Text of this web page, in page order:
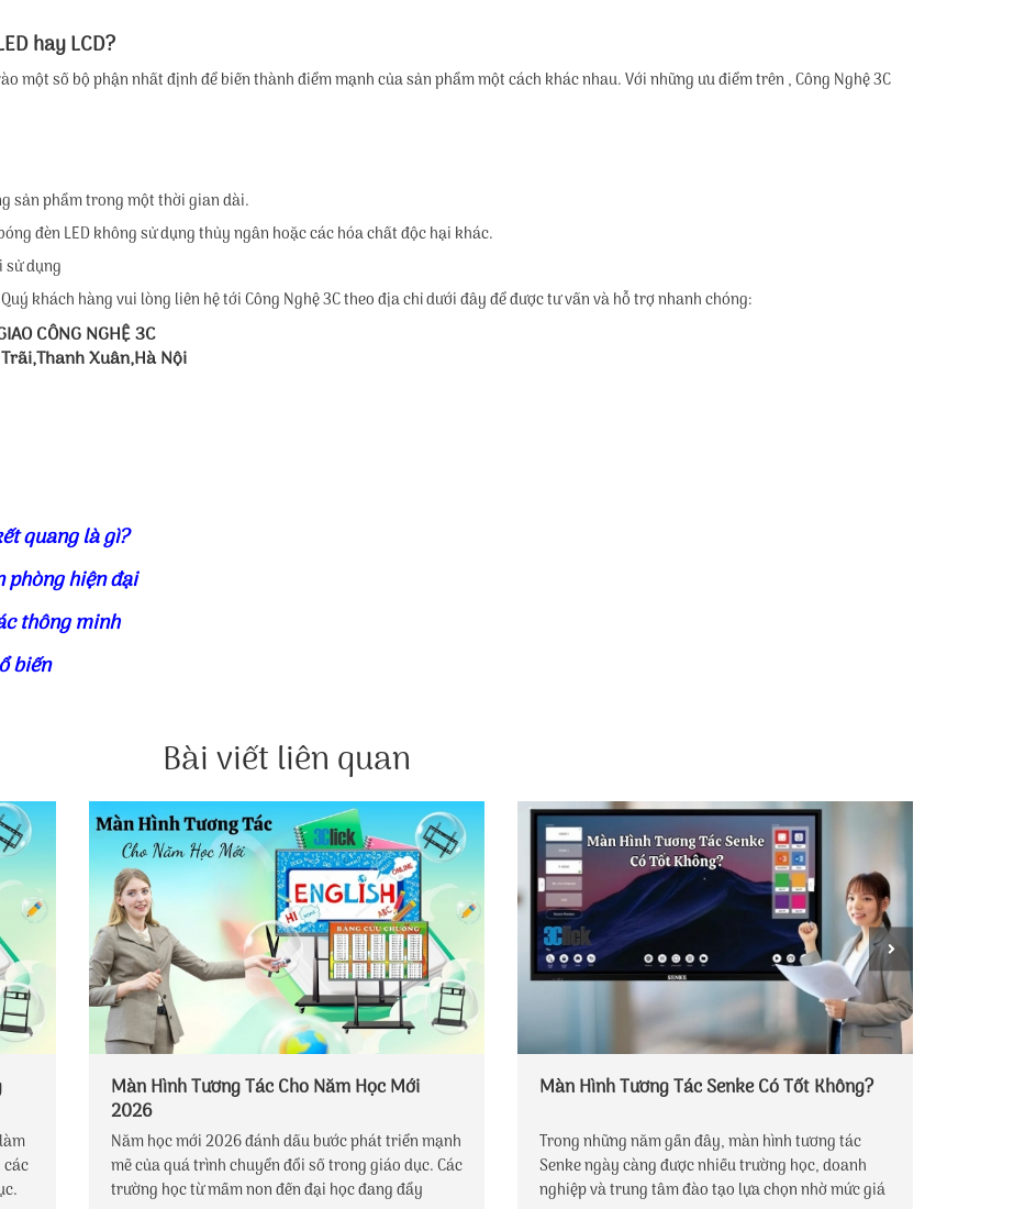
hay LCD?
một số bộ phận nhất định để biến thành điểm mạnh của sản phẩm một cách khác nhau. Với những ưu điểm trên , Công Nghệ 3C
sản phẩm trong một thời gian dài.
đèn LED không sử dụng thủy ngân hoặc các hóa chất độc hại khác.
sử dụng
khách hàng vui lòng liên hệ tới Công Nghệ 3C theo địa chỉ dưới đây để được tư vấn và hỗ trợ nhanh chóng:
CÔNG NGHỆ 3C
Xuân,Hà Nội
quang là gì?
phòng hiện đại
thông minh
biến
Bài viết liên quan
Màn Hình Tương Tác Cho Năm Học Mới
2026
Năm học mới 2026 đánh dấu bước phát triển mạnh
mẽ của quá trình chuyển đổi số trong giáo dục. Các
trường học từ mầm non đến đại học đang đẩy
Màn Hình Tương Tác Senke Có Tốt Không?
Trong những năm gần đây, màn hình tương tác
Senke ngày càng được nhiều trường học, doanh
nghiệp và trung tâm đào tạo lựa chọn nhờ mức giá